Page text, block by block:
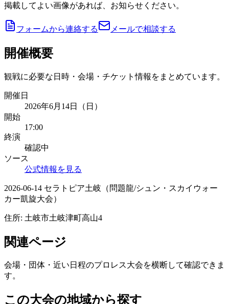
掲載してよい画像があれば、お知らせください。
フォームから連絡する メールで相談する
開催概要
観戦に必要な日時・会場・チケット情報をまとめています。
開催日
2026年6月14日（日）
開始
17:00
終演
確認中
ソース
公式情報を見る
2026-06-14 セラトピア土岐（問題龍/シュン・スカイウォー
カー凱旋大会）
住所: 土岐市土岐津町高山4
関連ページ
会場・団体・近い日程のプロレス大会を横断して確認できま
す。
この大会の地域から探す